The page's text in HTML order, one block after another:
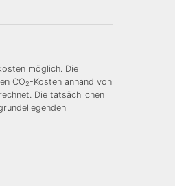
möglich. Die
CO2-Kosten anhand von
Die tatsächlichen